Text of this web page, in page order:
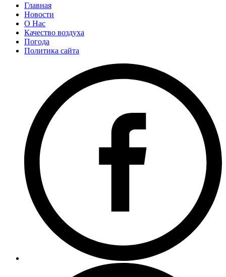
Главная
Новости
О Нас
Качество воздуха
Погода
Политика сайта